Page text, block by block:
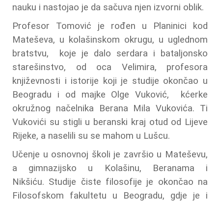
nauku i nastojao je da sačuva njen izvorni oblik.
Profesor Tomović je rođen u Planinici kod
Mateševa, u kolašinskom okrugu, u uglednom
bratstvu, koje je dalo serdara i bataljonsko
starešinstvo, od oca Velimira, profesora
književnosti i istorije koji je studije okončao u
Beogradu i od majke Olge Vuković, kćerke
okružnog načelnika Berana Mila Vukovića. Ti
Vukovići su stigli u beranski kraj otud od Lijeve
Rijeke, a naselili su se mahom u Lušcu.
Učenje u osnovnoj školi je završio u Mateševu,
a gimnazijsko u Kolašinu, Beranama i
Nikšiću. Studije čiste filosofije je okončao na
Filosofskom fakultetu u Beogradu, gdje je i